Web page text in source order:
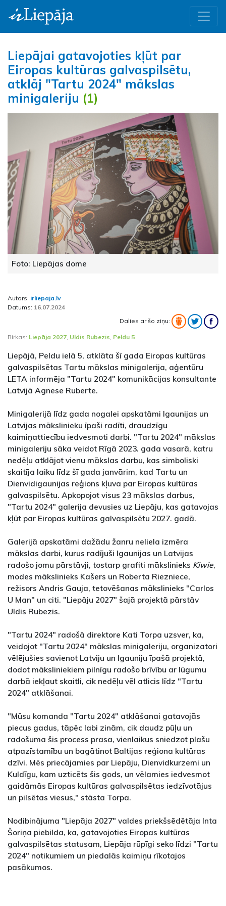
Liepājai gatavojoties kļūt par
Eiropas kultūras galvaspilsētu,
atklāj "Tartu 2024" mākslas
minigaleriju (1)
Foto: Liepājas dome
Autors: irliepaja.lv
Datums: 16.07.2024
Dalies ar šo ziņu:
Birkas: Liepāja 2027, Uldis Rubezis, Peldu 5
Liepājā, Peldu ielā 5, atklāta šī gada Eiropas kultūras
galvaspilsētas Tartu mākslas minigalerija, aģentūru
LETA informēja "Tartu 2024" komunikācijas konsultante
Latvijā Agnese Ruberte.
Minigalerijā līdz gada nogalei apskatāmi Igaunijas un
Latvijas mākslinieku īpaši radīti, draudzīgu
kaimiņattiecību iedvesmoti darbi. "Tartu 2024" mākslas
minigaleriju sāka veidot Rīgā 2023. gada vasarā, katru
nedēļu atklājot vienu mākslas darbu, kas simboliski
skaitīja laiku līdz šī gada janvārim, kad Tartu un
Dienvidigaunijas reģions kļuva par Eiropas kultūras
galvaspilsētu. Apkopojot visus 23 mākslas darbus,
"Tartu 2024" galerija devusies uz Liepāju, kas gatavojas
kļūt par Eiropas kultūras galvaspilsētu 2027. gadā.
Galerijā apskatāmi dažādu žanru neliela izmēra
mākslas darbi, kurus radījuši Igaunijas un Latvijas
radošo jomu pārstāvji, tostarp grafiti mākslinieks Kiwie,
modes mākslinieks Kašers un Roberta Riezniece,
režisors Andris Gauja, tetovēšanas mākslinieks "Carlos
U Man" un citi. "Liepāju 2027" šajā projektā pārstāv
Uldis Rubezis.
"Tartu 2024" radošā direktore Kati Torpa uzsver, ka,
veidojot "Tartu 2024" mākslas minigaleriju, organizatori
vēlējušies savienot Latviju un Igauniju īpašā projektā,
dodot māksliniekiem pilnīgu radošo brīvību ar lūgumu
darbā iekļaut skaitli, cik nedēļu vēl atlicis līdz "Tartu
2024" atklāšanai.
"Mūsu komanda "Tartu 2024" atklāšanai gatavojās
piecus gadus, tāpēc labi zinām, cik daudz pūļu un
radošuma šis process prasa, vienlaikus sniedzot plašu
atpazīstamību un bagātinot Baltijas reģiona kultūras
dzīvi. Mēs priecājamies par Liepāju, Dienvidkurzemi un
Kuldīgu, kam uzticēts šis gods, un vēlamies iedvesmot
gaidāmās Eiropas kultūras galvaspilsētas iedzīvotājus
un pilsētas viesus," stāsta Torpa.
Nodibinājuma "Liepāja 2027" valdes priekšsēdētāja Inta
Šoriņa piebilda, ka, gatavojoties Eiropas kultūras
galvaspilsētas statusam, Liepāja rūpīgi seko līdzi "Tartu
2024" notikumiem un piedalās kaimiņu rīkotajos
pasākumos.